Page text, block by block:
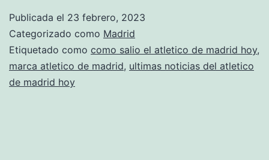
olimpic
de
Publicada el 23 febrero, 2023
Categorizado como Madrid
Etiquetado como como salio el atletico de madrid hoy,
marca atletico de madrid, ultimas noticias del atletico
de madrid hoy